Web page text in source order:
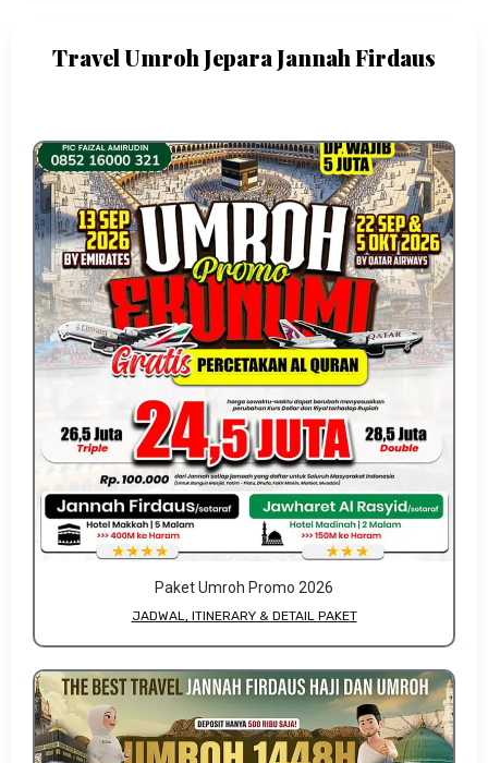
Travel Umroh Jepara Jannah Firdaus
Paket Umroh Promo 2026
JADWAL, ITINERARY & DETAIL PAKET